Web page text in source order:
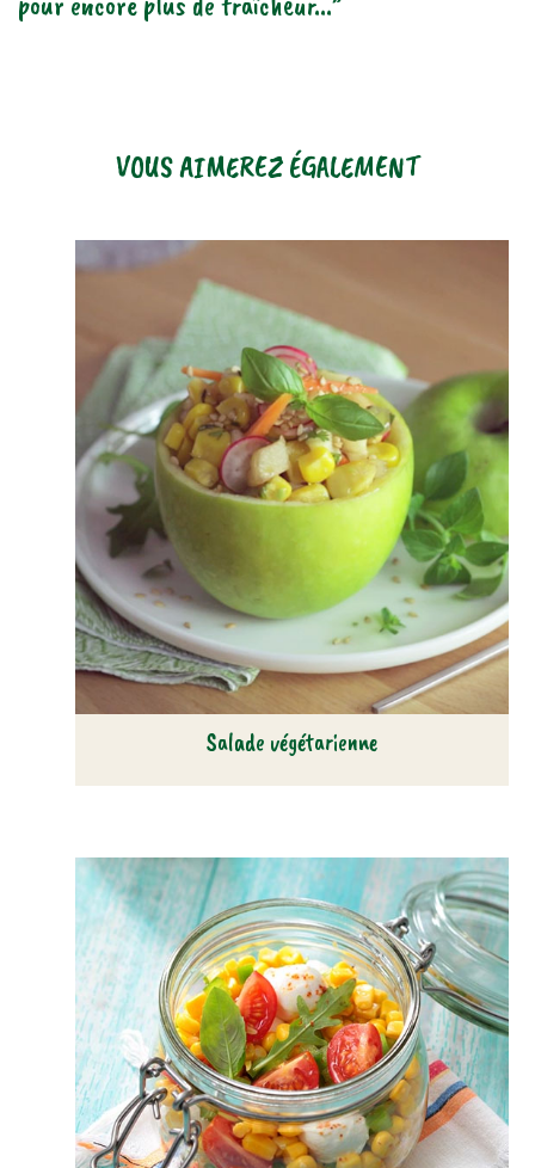
VOUS AIMEREZ ÉGALEMENT
Salade végétarienne